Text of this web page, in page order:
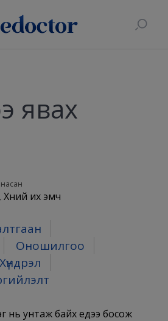
явах
их эмч
Оношилгоо
Хүндрэл
нь унтаж байх үедээ босож